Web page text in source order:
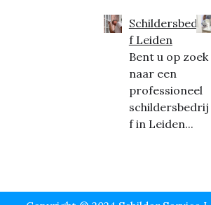
Schildersbedrij
f Leiden
Bent u op zoek
naar een
professioneel
schildersbedrij
f in Leiden...